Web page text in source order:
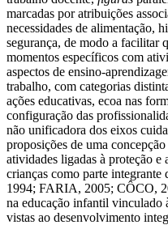
marcadas por atribuições
necessidades de alimentação,
segurança, de modo a facilitar
momentos específicos com
aspectos de ensino-
trabalho, com categorias
ações educativas, ecoa nas
configuração das
não unificadora dos eixos
proposições de uma
atividades ligadas à proteção e
crianças como parte
1994; FARIA, 2005; CÔCO,
na educação infantil vinculado
vistas ao desenvolvimento